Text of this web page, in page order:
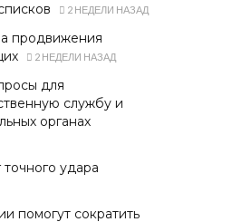
2 НЕДЕЛИ НАЗАД
продвижения
2 НЕДЕЛИ НАЗАД
для
службу и
органах
удара
помогут сократить